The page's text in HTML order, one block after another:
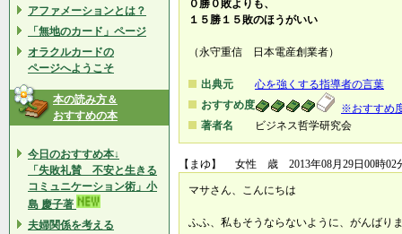
アファメーションとは？
「無地のカード」ページ
オラクルカードの
ページへようこそ
本の読み方＆
おすすめの本
今日のおすすめ本↓
「失敗礼賛 不安と生きる
コミュニケーション術」小
島 慶子著
夫婦関係を考える
０勝０敗よりも、
１５勝１５敗のほうがいい
（永守重信 日本電産創業者）
出典元
心を強くする指導者の言葉
おすすめ度
※おすすめ
著者名
ビジネス哲学研究会
【まゆ】 女性 歳 2013年08月29日00時02
マサさん、こんにちは
ふふ、私もそうならないように、がんばり